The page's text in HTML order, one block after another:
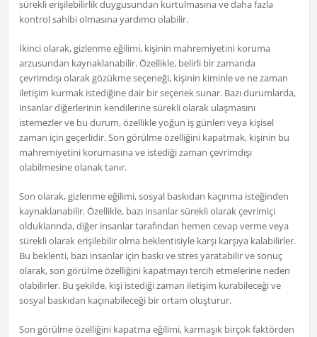
sürekli erişilebilirlik duygusundan kurtulmasına ve daha fazla
kontrol sahibi olmasına yardımcı olabilir.
İkinci olarak, gizlenme eğilimi, kişinin mahremiyetini koruma
arzusundan kaynaklanabilir. Özellikle, belirli bir zamanda
çevrimdışı olarak gözükme seçeneği, kişinin kiminle ve ne zaman
iletişim kurmak istediğine dair bir seçenek sunar. Bazı durumlarda,
insanlar diğerlerinin kendilerine sürekli olarak ulaşmasını
istemezler ve bu durum, özellikle yoğun iş günleri veya kişisel
zaman için geçerlidir. Son görülme özelliğini kapatmak, kişinin bu
mahremiyetini korumasına ve istediği zaman çevrimdışı
olabilmesine olanak tanır.
Son olarak, gizlenme eğilimi, sosyal baskıdan kaçınma isteğinden
kaynaklanabilir. Özellikle, bazı insanlar sürekli olarak çevrimiçi
olduklarında, diğer insanlar tarafından hemen cevap verme veya
sürekli olarak erişilebilir olma beklentisiyle karşı karşıya kalabilirler.
Bu beklenti, bazı insanlar için baskı ve stres yaratabilir ve sonuç
olarak, son görülme özelliğini kapatmayı tercih etmelerine neden
olabilirler. Bu şekilde, kişi istediği zaman iletişim kurabileceği ve
sosyal baskıdan kaçınabileceği bir ortam oluşturur.
Son görülme özelliğini kapatma eğilimi, karmaşık birçok faktörden